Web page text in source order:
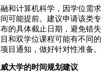
计算机科学，因学位需求
可能提前。建议申请该类专
的具体截止日期，避免错失
和双学位课程可能有不同的
目通知，做好针对性准备。
大学的时间规划建议